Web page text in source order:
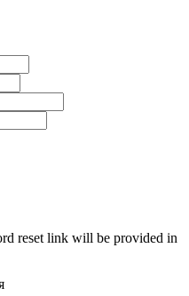
reset link will be provided in